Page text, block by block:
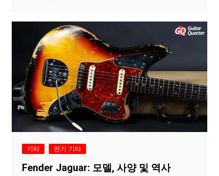
기타 전기 기타
Fender Jaguar: 모델, 사양 및 역사